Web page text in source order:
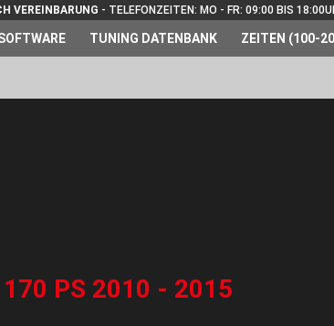
VEREINBARUNG - TELEFONZEITEN: MO - FR: 09:00 BIS
TUNING DATENBANK ZEITEN (100-
170 PS 2010 - 2015